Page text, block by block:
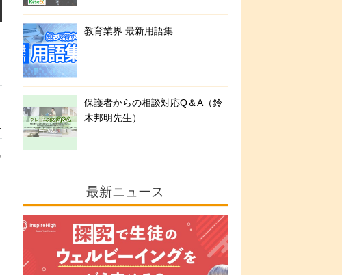
の挑戦
教育業界 最新用語集
保護者からの相談対応Q＆A（鈴
木邦明先生）
最新ニュース